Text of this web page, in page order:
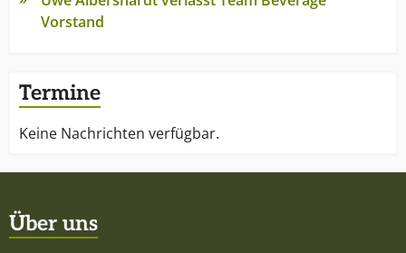
Vorstand
Termine
Keine Nachrichten verfügbar.
Über uns